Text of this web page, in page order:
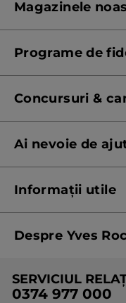
Magazinele
Programe de
Concursuri &
Listă prețuri standard
Ai nevoie de
Informații utile
Termeni și condiții
Politica de
Despre Yves
Expertiza noastră
SERVICIUL
0374 977 000